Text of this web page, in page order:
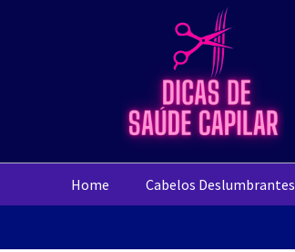
Home Cabelos Deslumbrantes